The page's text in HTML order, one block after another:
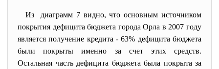
Из диаграмм 7 видно, что основным источником
покрытия дефицита бюджета города Орла в 2007 году
является получение кредита - 63% дефицита бюджета
были покрыты именно за счет этих средств.
Остальная часть дефицита бюджета была покрыта за